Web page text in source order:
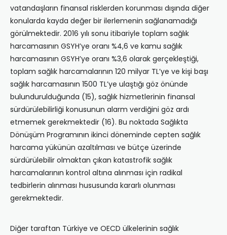
vatandaşların finansal risklerden korunması dışında diğer
konularda kayda değer bir ilerlemenin sağlanamadığı
görülmektedir. 2016 yılı sonu itibariyle toplam sağlık
harcamasının GSYH’ye oranı %4,6 ve kamu sağlık
harcamasının GSYH’ye oranı %3,6 olarak gerçekleştiği,
toplam sağlık harcamalarının 120 milyar TL’ye ve kişi başı
sağlık harcamasının 1500 TL’ye ulaştığı göz önünde
bulundurulduğunda (15), sağlık hizmetlerinin finansal
sürdürülebilirliği konusunun alarm verdiğini göz ardı
etmemek gerekmektedir (16). Bu noktada Sağlıkta
Dönüşüm Programının ikinci döneminde cepten sağlık
harcama yükünün azaltılması ve bütçe üzerinde
sürdürülebilir olmaktan çıkan katastrofik sağlık
harcamalarının kontrol altına alınması için radikal
tedbirlerin alınması hususunda kararlı olunması
gerekmektedir.
Diğer taraftan Türkiye ve OECD ülkelerinin sağlık